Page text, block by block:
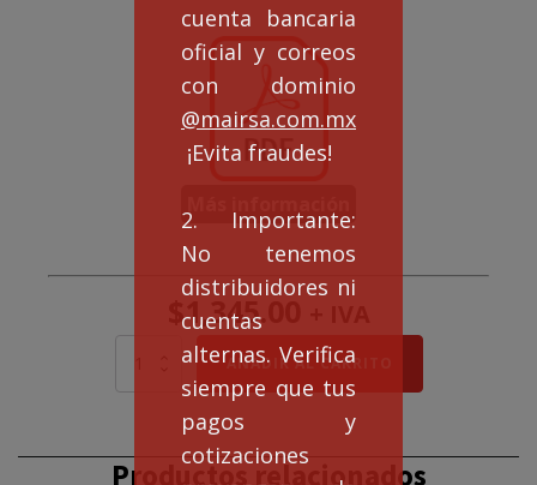
cuenta bancaria
oficial y correos
con dominio
@mairsa.com.mx
¡Evita fraudes!
2. Importante:
No tenemos
distribuidores ni
cuentas
alternas. Verifica
siempre que tus
pagos y
cotizaciones
$1,345.00
expansión
DVP08SN11R
AÑADIR AL CARRITO
Productos relacionados